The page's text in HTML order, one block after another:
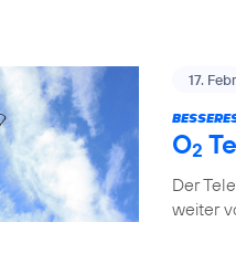
17.
O2
Der
weiter